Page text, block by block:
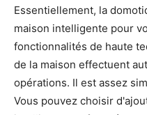
Essentiellement, la
maison intelligente pour
fonctionnalités de haute
de la maison effectuent
opérations. Il est assez
Vous pouvez choisir